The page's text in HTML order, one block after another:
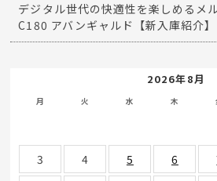
デジタル世代の快適性を楽しめるメ
C180 アバンギャルド【新入庫紹介】
2026年8月
月 火 水 木
3
4 5 6